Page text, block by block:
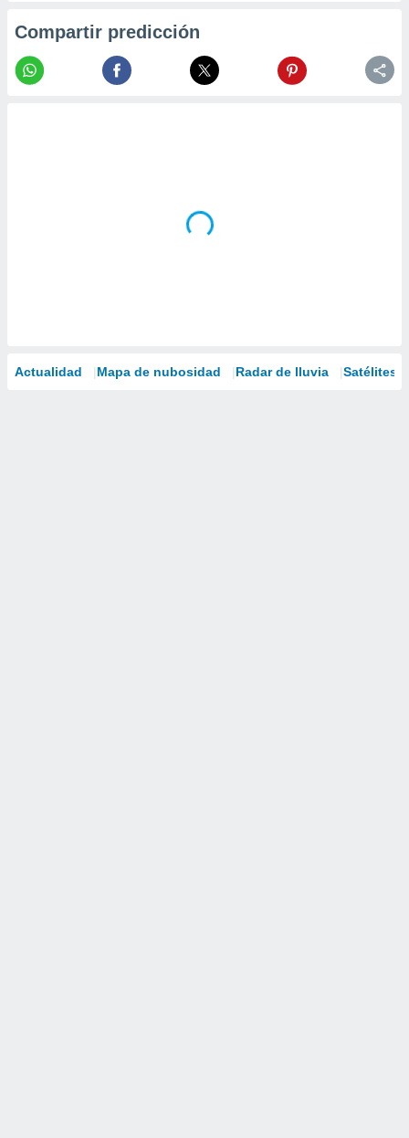
Compartir predicción
Actualidad Mapa de nubosidad Radar de lluvia Satélites